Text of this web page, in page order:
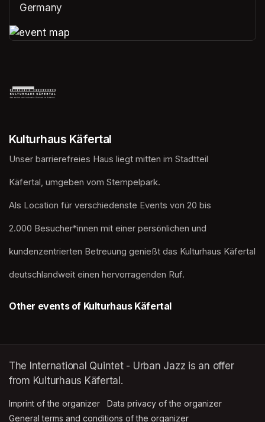
Germany
Kulturhaus Käfertal
Unser barrierefreies Haus liegt mitten im Stadtteil
Käfertal, umgeben vom Stempelpark.
Als Location für verschiedenste Events von 20 bis
2.000 Besucher*innen mit einer persönlichen und
kundenzentrierten Betreuung genießt das Kulturhaus Käfertal
deutschlandweit einen hervorragenden Ruf.
Other events of Kulturhaus Käfertal
The International Quintet - Urban Jazz is an offer
from Kulturhaus Käfertal.
Imprint of the organizer (opens in a new tab)
Data privacy of the organizer
General terms and conditions of the organizer